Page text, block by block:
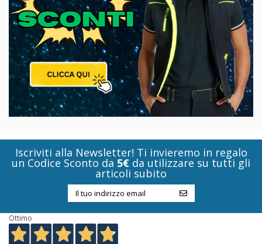
Iscriviti alla Newsletter! Ti invieremo in regalo
un Codice Sconto da 5€ da utilizzare su tutti gli
articoli subito
Ottimo